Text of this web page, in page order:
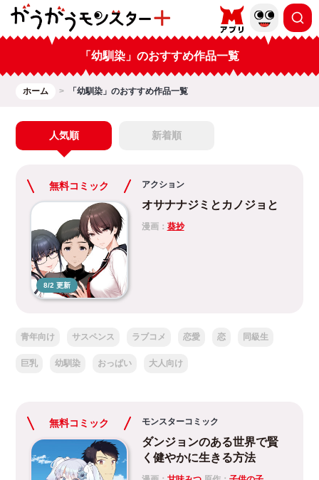
「幼馴染」のおすすめ作品一覧
ホーム 「幼馴染」のおすすめ作品一覧
人気順 新着順
無料コミック
8/2 更新
アクション
オサナナジミとカノジョと
漫画： 葵抄
青年向け サスペンス ラブコメ 恋愛 恋 同級生
巨乳 幼馴染 おっぱい 大人向け
無料コミック モンスターコミック
ダンジョンのある世界で賢
く健やかに生きる方法